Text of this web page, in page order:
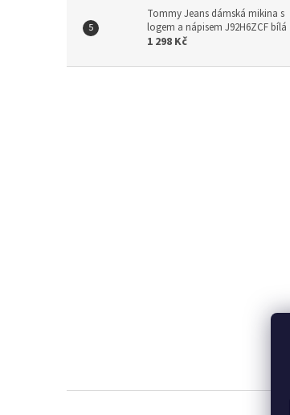
Tommy Jeans dámská mikina s
logem a nápisem J92H6ZCF bílá
1 298 Kč